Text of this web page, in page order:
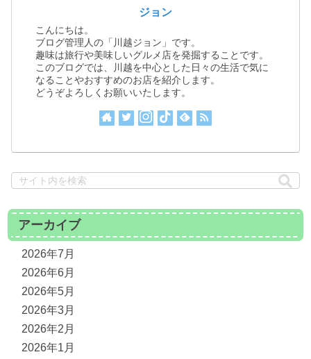
ジョン
こんにちは。
ブログ管理人の「川越ジョン」です。
趣味は旅行や美味しいグルメ店を発掘することです。
このブログでは、川越を中心とした日々の生活で気に
なることやおすすめのお店を紹介します。
どうぞよろしくお願いいたします。
アーカイブ
2026年7月
2026年6月
2026年5月
2026年3月
2026年2月
2026年1月